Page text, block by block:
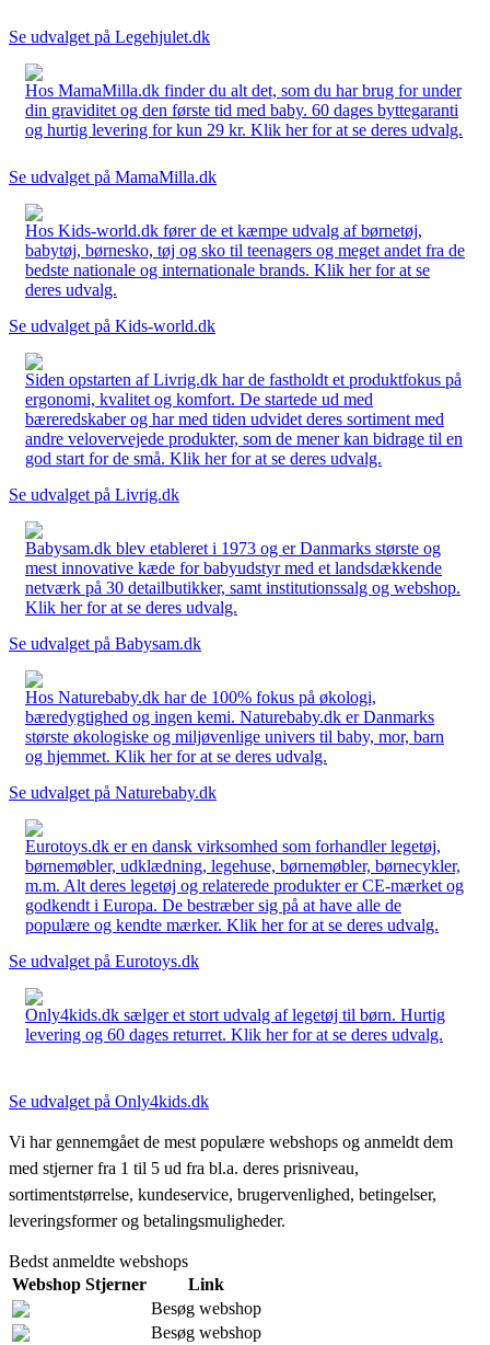
Se udvalget på Legehjulet.dk
Hos MamaMilla.dk finder du alt det, som du har brug for under
din graviditet og den første tid med baby. 60 dages byttegaranti
og hurtig levering for kun 29 kr. Klik her for at se deres udvalg.
Se udvalget på MamaMilla.dk
Hos Kids-world.dk fører de et kæmpe udvalg af børnetøj,
babytøj, børnesko, tøj og sko til teenagers og meget andet fra de
bedste nationale og internationale brands. Klik her for at se
deres udvalg.
Se udvalget på Kids-world.dk
Siden opstarten af Livrig.dk har de fastholdt et produktfokus på
ergonomi, kvalitet og komfort. De startede ud med
bæreredskaber og har med tiden udvidet deres sortiment med
andre velovervejede produkter, som de mener kan bidrage til en
god start for de små. Klik her for at se deres udvalg.
Se udvalget på Livrig.dk
Babysam.dk blev etableret i 1973 og er Danmarks største og
mest innovative kæde for babyudstyr med et landsdækkende
netværk på 30 detailbutikker, samt institutionssalg og webshop.
Klik her for at se deres udvalg.
Se udvalget på Babysam.dk
Hos Naturebaby.dk har de 100% fokus på økologi,
bæredygtighed og ingen kemi. Naturebaby.dk er Danmarks
største økologiske og miljøvenlige univers til baby, mor, barn
og hjemmet. Klik her for at se deres udvalg.
Se udvalget på Naturebaby.dk
Eurotoys.dk er en dansk virksomhed som forhandler legetøj,
børnemøbler, udklædning, legehuse, børnemøbler, børnecykler,
m.m. Alt deres legetøj og relaterede produkter er CE-mærket og
godkendt i Europa. De bestræber sig på at have alle de
populære og kendte mærker. Klik her for at se deres udvalg.
Se udvalget på Eurotoys.dk
Only4kids.dk sælger et stort udvalg af legetøj til børn. Hurtig
levering og 60 dages returret. Klik her for at se deres udvalg.
Se udvalget på Only4kids.dk
Vi har gennemgået de mest populære webshops og anmeldt dem
med stjerner fra 1 til 5 ud fra bl.a. deres prisniveau,
sortimentstørrelse, kundeservice, brugervenlighed, betingelser,
leveringsformer og betalingsmuligheder.
Bedst anmeldte webshops
Webshop Stjerner
Link
Besøg webshop
Besøg webshop